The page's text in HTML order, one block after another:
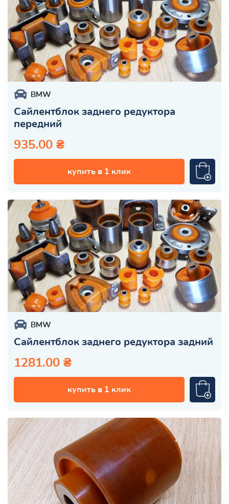
BMW
Сайлентблок заднего редуктора
передний
935.00 ₴
купить в 1 клик
BMW
Сайлентблок заднего редуктора задний
1281.00 ₴
купить в 1 клик